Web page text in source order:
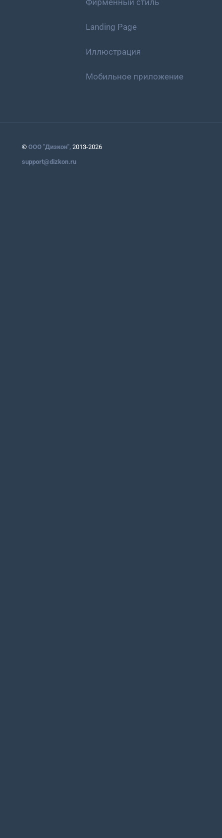
Landing Page
Иллюстрация
Мобильное приложение
© ООО "Дизкон",2013-2026
support@dizkon.ru